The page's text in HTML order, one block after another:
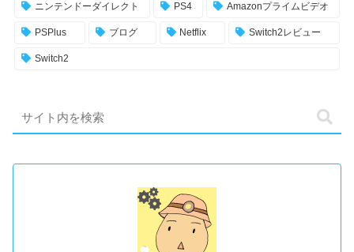
ニンテンドーダイレクト PS4 Amazonプライムビデオ
PSPlus ブログ Netflix Switch2レビュー
Switch2